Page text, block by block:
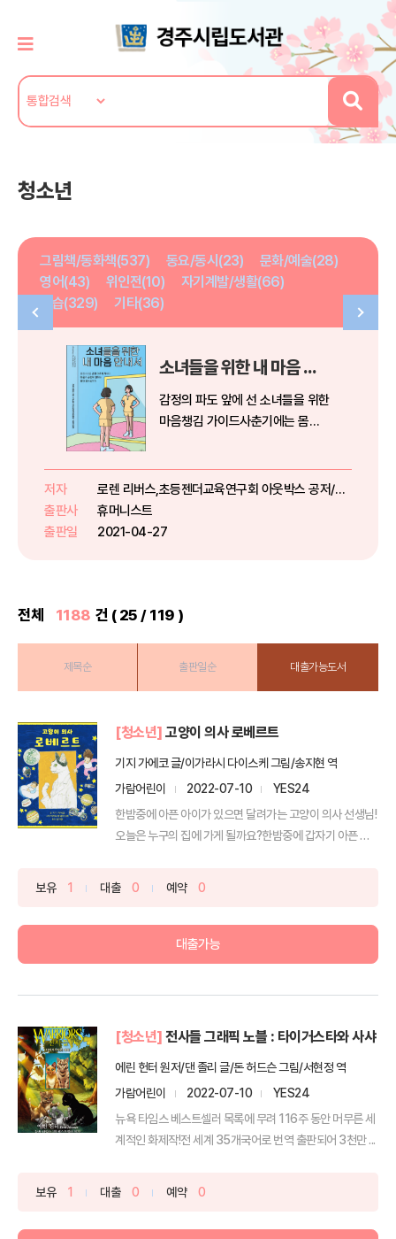
청소년
그림책/동화책(537) 동요/동시(23)
문화/예술(28)
영어(43)
위인전(10)
자기계발/생활(66)
학습(329)
기타(36)
소녀들을 위한 내 마음 안내서
감정의 파도 앞에 선 소녀들을 위한
마음챙김 가이드사춘기에는 몸의
혼란스러울 소녀들을 위해 임상 심
교육연구회 아웃박스가 만났다. 아
저자
로렌 리버스,초등젠더교육연구회 아웃박스 공저/안윤지 역
출판사
휴머니스트
출판일
2021-04-27
전체 1188 건 ( 25 / 119 )
제목순 출판일순 대출가능도서
[청소년] 고양이 의사 로베르트
기지 가에코 글/이가라시 다이스케 그림/송지현 역
가람어린이
2022-07-10
YES24
한밤중에 아픈 아이가 있으면 달려가는 고양이 의사 선생님!
오늘은 누구의 집에 가게 될까요?한밤중에 갑자기 아픈 아
보유 1 대출 0 예약 0
대출가능
[청소년] 전사들 그래픽 노블 : 타이거스타와 사샤
에린 헌터 원저/댄 졸리 글/돈 허드슨 그림/서현정 역
가람어린이
2022-07-10
YES24
뉴욕 타임스 베스트셀러 목록에 무려 116주 동안 머무른 세
계적인 화제작!전 세계 35개국어로 번역 출판되어 3천만 ...
보유 1 대출 0 예약 0